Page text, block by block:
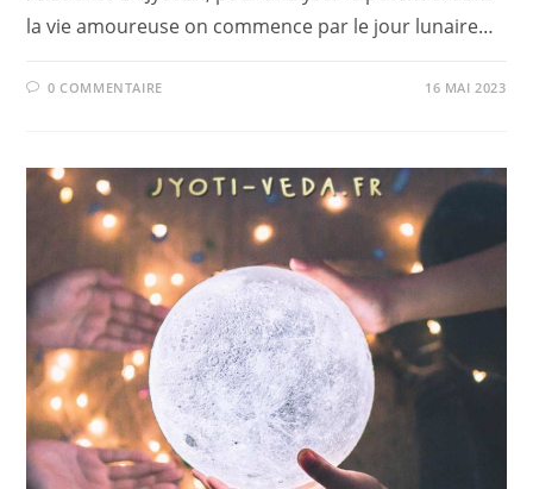
la vie amoureuse on commence par le jour lunaire…
0 COMMENTAIRE 16 MAI 2023